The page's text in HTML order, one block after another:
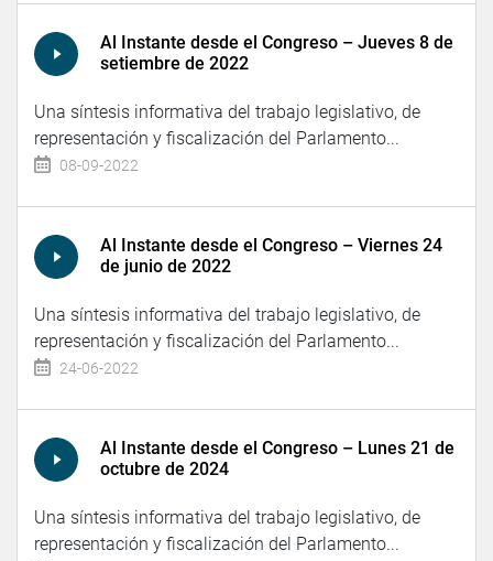
Al Instante desde el Congreso – Jueves 8 de
setiembre de 2022
Una síntesis informativa del trabajo legislativo, de
representación y fiscalización del Parlamento...
08-09-2022
Al Instante desde el Congreso – Viernes 24
de junio de 2022
Una síntesis informativa del trabajo legislativo, de
representación y fiscalización del Parlamento...
24-06-2022
Al Instante desde el Congreso – Lunes 21 de
octubre de 2024
Una síntesis informativa del trabajo legislativo, de
representación y fiscalización del Parlamento...